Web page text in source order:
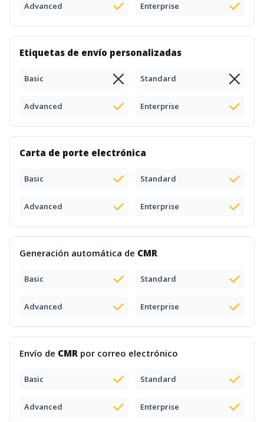
Advanced Enterprise
Etiquetas de envío personalizadas
Basic Standard
Advanced Enterprise
Carta de porte electrónica
Basic Standard
Advanced Enterprise
Generación automática de CMR
Basic Standard
Advanced Enterprise
Envío de CMR por correo electrónico
Basic Standard
Advanced Enterprise